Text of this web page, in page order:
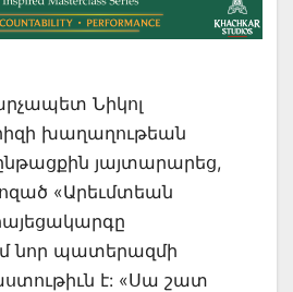
Նիկոլ
խաղաղութեան
յայտարարեց,
«Արեւմտեան
նոր պատերազմի
է: «Սա շատ